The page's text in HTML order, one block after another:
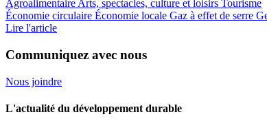
AgroalimentaireArts, spectacles, culture et loisirs Tourisme
Économie circulaire Économie locale Gaz à effet de serre
Lire l'article
Communiquez avec nous
Nous joindre
L'actualité du développement durable